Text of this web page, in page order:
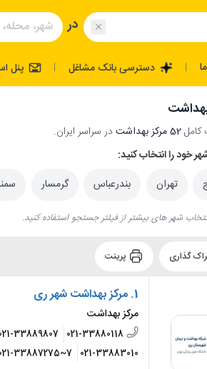
در
| دسترسی بانک مشاغل | پنل
52 مرکز بهداشت
در سراسر ایران.
خود را انتخاب کنید:
تهران بندرعباس گرمسار
شهر های بیشتر از فیلتر جستجو استفاده کنید.
1. مرکز بهداشت شهر ری
مرکز بهداشت
021-33880118
33889807
021-33883010
33887275~7